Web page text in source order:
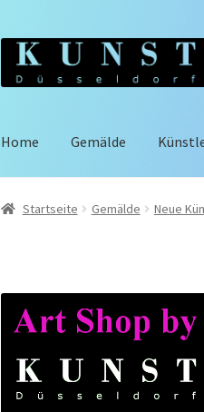
Zur
Navigation
springen
Zum
Inhalt
springen
Home Gemälde
Startseite Gemälde Neue